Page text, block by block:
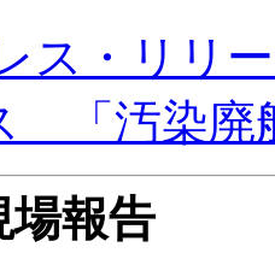
ス・リリ
「汚染廃
場報告